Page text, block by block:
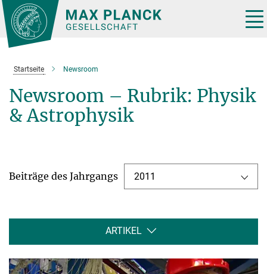
Hauptinhalt
Startseite Newsroom
Newsroom – Rubrik: Physik
& Astrophysik
Beiträge des Jahrgangs 2011
ARTIKEL